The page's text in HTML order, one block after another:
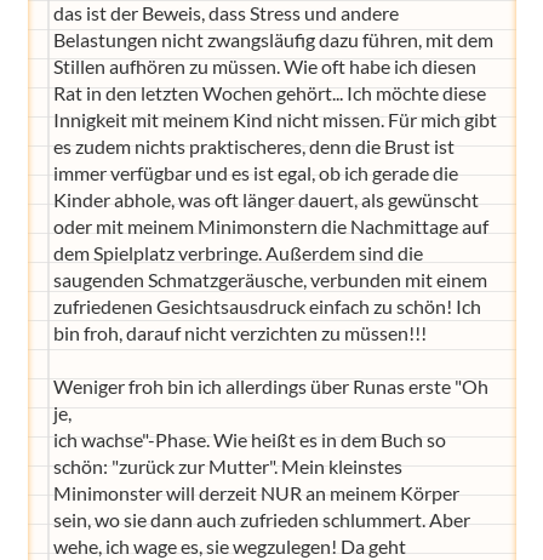
das ist der Beweis, dass Stress und andere
Belastungen nicht zwangsläufig dazu führen, mit dem
Stillen aufhören zu müssen. Wie oft habe ich diesen
Rat in den letzten Wochen gehört... Ich möchte diese
Innigkeit mit meinem Kind nicht missen. Für mich gibt
es zudem nichts praktischeres, denn die Brust ist
immer verfügbar und es ist egal, ob ich gerade die
Kinder abhole, was oft länger dauert, als gewünscht
oder mit meinem Minimonstern die Nachmittage auf
dem Spielplatz verbringe. Außerdem sind die
saugenden Schmatzgeräusche, verbunden mit einem
zufriedenen Gesichtsausdruck einfach zu schön! Ich
bin froh, darauf nicht verzichten zu müssen!!!
Weniger froh bin ich allerdings über Runas erste "Oh
je,
ich wachse"-Phase. Wie heißt es in dem Buch so
schön: "zurück zur Mutter". Mein kleinstes
Minimonster will derzeit NUR an meinem Körper
sein, wo sie dann auch zufrieden schlummert. Aber
wehe, ich wage es, sie wegzulegen! Da geht